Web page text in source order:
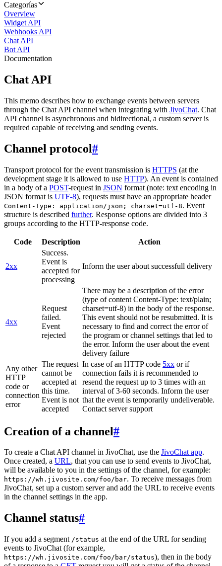
Categorías
Overview
Widget API
Webhooks API
Chat API
Bot API
Documentation
Chat API
This memo describes how to exchange events between servers
through the Chat API channel when integrating with JivoChat. Chat
API channel is asynchronous and bidirectional, a custom server is
required capable of receiving and sending events.
Channel protocol#
Transport protocol for the event transmission is HTTPS (at the
development stage it is allowed to use HTTP). An event is contained
in a body of a POST-request in JSON format (note: text encoding in
JSON format is UTF-8), requests must have an appropriate header
Content-Type: application/json; charset=utf-8. Event
structure is described further. Response options are divided into 3
groups according to the HTTP-response code.
Code Description Action
2xx
Success.
Event is
accepted for
processing
Inform the user about successfull delivery
4xx
Request
failed.
Event
rejected
There may be a description of the error
(type of content Content-Type: text/plain;
charset=utf-8) in the body of the response.
This event should not be resubmitted. It is
necessary to find and correct the error of
the program or channel settings that led to
the error. Inform the user about the event
delivery failure
Any other
HTTP
code or
connection
error
The request
cannot be
accepted at
this time.
Event is not
accepted
In case of an HTTP code 5xx or if
connection fails it is recommended to
resend the request up to 3 times with an
interval of 3-60 seconds. Inform the user
that the event is temporarily undeliverable.
Contact server support
Creation of a channel#
To create a Chat API channel in JivoChat, use the JivoChat app.
Once created, a URL, that you can use to send events to JivoChat,
will be available to you in the settings of the channel, for example:
https://wh.jivosite.com/foo/bar. To receive messages from
JivoChat, set up a custom server and add the URL to receive events
in the channel settings in the app.
Channel status#
If you add a segment /status at the end of the URL for sending
events to JivoChat (for example,
https://wh.jivosite.com/foo/bar/status), then in the body